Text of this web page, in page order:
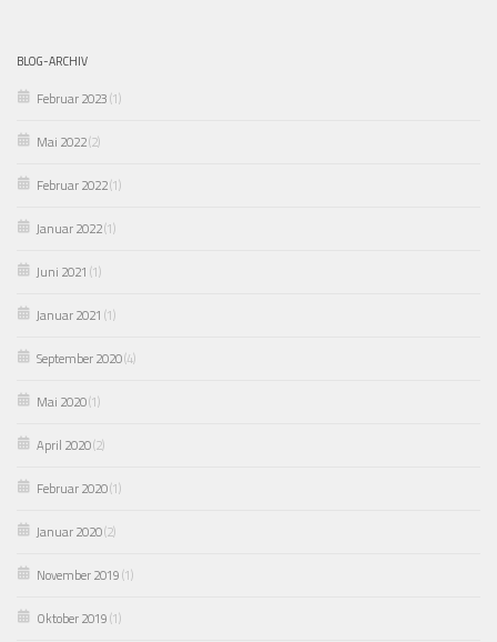
BLOG-ARCHIV
Februar 2023(1)
Mai 2022(2)
Februar 2022(1)
Januar 2022(1)
Juni 2021 (1)
Januar 2021 (1)
September 2020(4)
Mai 2020(1)
April 2020(2)
Februar 2020(1)
Januar 2020(2)
November 2019(1)
Oktober 2019(1)